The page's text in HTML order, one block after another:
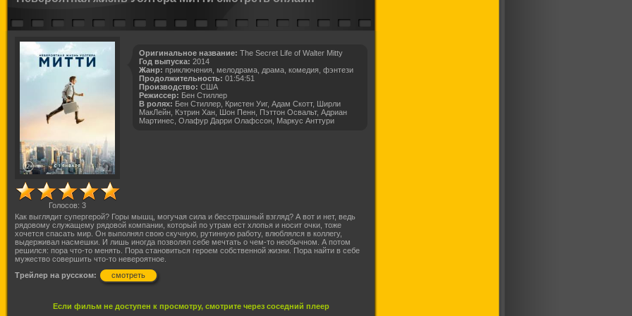
Голосов: 3
Оригинальное название: The Secret Life of Walter Mitty
Год выпуска: 2014
Жанр: приключения, мелодрама, драма, комедия, фэнтези
Продолжительность: 01:54:51
Производство: США
Режиссер: Бен Стиллер
В ролях: Бен Стиллер, Кристен Уиг, Адам Скотт, Ширли
МакЛейн, Кэтрин Хан, Шон Пенн, Пэттон Освальт, Адриан
Мартинес, Олафур Дарри Олафссон, Маркус Анттури
Как выглядит супергерой? Горы мышц, могучая сила и бесстрашный взгляд? А вот и нет, ведь
рядовому служащему рядовой компании, который по утрам ест хлопья и носит очки, тоже
хочется спасать мир. Он выполнял свою скучную, рутинную работу, влюблялся в коллегу,
выдерживал насмешки. И лишь иногда позволял себе мечтать о чем-то необычном. А потом
решился: пора что-то менять. Пора становиться героем собственной жизни. Пора найти в себе
мужество совершить что-то невероятное.
Трейлер на русском:
смотреть
Если фильм не доступен к просмотру, смотрите через соседний плеер